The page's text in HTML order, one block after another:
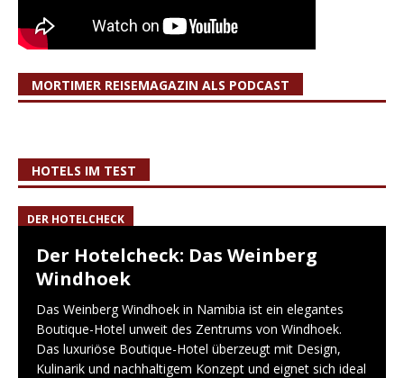
MORTIMER REISEMAGAZIN ALS PODCAST
HOTELS IM TEST
DER HOTELCHECK
Der Hotelcheck: Das Weinberg
Windhoek
Das Weinberg Windhoek in Namibia ist ein elegantes
Boutique-Hotel unweit des Zentrums von Windhoek.
Das luxuriöse Boutique-Hotel überzeugt mit Design,
Kulinarik und nachhaltigem Konzept und eignet sich ideal